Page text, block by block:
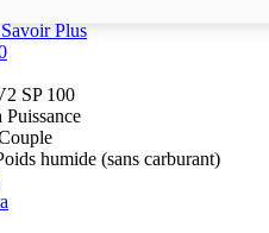
Plus
SP 100
Puissance
humide (sans carburant)